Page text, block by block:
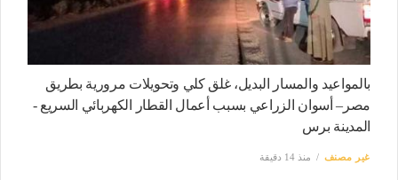
بالمواعيد والمسار البديل، غلق كلي وتحويلات مرورية بطريق
مصر– أسوان الزراعي بسبب أعمال القطار الكهربائي السريع -
المدينة برس
غير مصنف منذ 14 دقيقة